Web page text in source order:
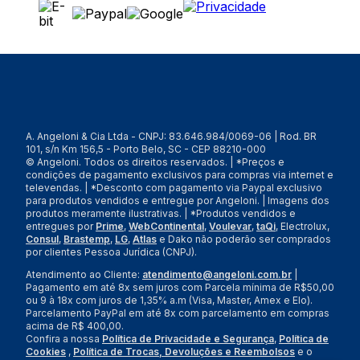
A. Angeloni & Cia Ltda - CNPJ: 83.646.984/0069-06 | Rod. BR
101, s/n Km 156,5 - Porto Belo, SC - CEP 88210-000
© Angeloni. Todos os direitos reservados. | *Preços e
condições de pagamento exclusivos para compras via internet e
televendas. | *Desconto com pagamento via Paypal exclusivo
para produtos vendidos e entregue por Angeloni. | Imagens dos
produtos meramente ilustrativas. | *Produtos vendidos e
entregues por Prime, WebContinental, Voulevar, taQi, Electrolux,
Consul, Brastemp, LG, Atlas e Dako não poderão ser comprados
por clientes Pessoa Jurídica (CNPJ).
Atendimento ao Cliente: atendimento@angeloni.com.br
Pagamento em até 8x sem juros com Parcela mínima de R$50,00
ou 9 à 18x com juros de 1,35% a.m (Visa, Master, Amex e Elo).
Parcelamento PayPal em até 8x com parcelamento em compras
acima de R$ 400,00.
Confira a nossa Política de Privacidade e Segurança, Política de
Cookies , Política de Trocas, Devoluções e Reembolsos e o